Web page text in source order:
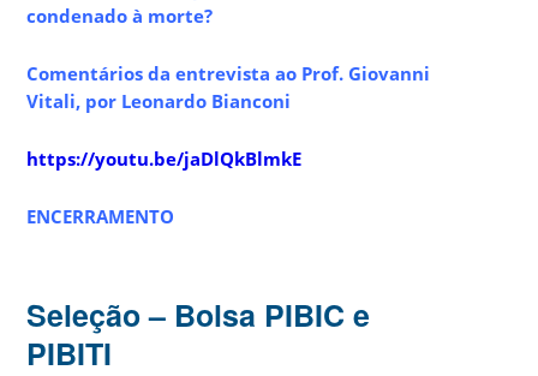
condenado à morte?
Comentários da entrevista ao Prof. Giovanni
Vitali, por Leonardo Bianconi
https://youtu.be/jaDlQkBlmkE
ENCERRAMENTO
Seleção – Bolsa PIBIC e
PIBITI